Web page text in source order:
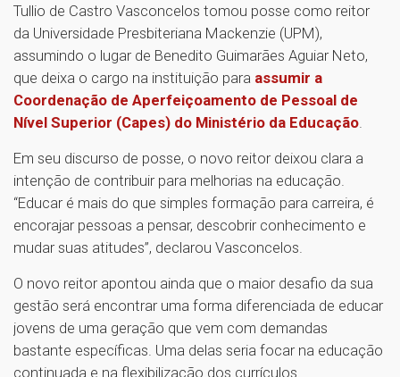
Tullio de Castro Vasconcelos tomou posse como reitor
da Universidade Presbiteriana Mackenzie (UPM),
assumindo o lugar de Benedito Guimarães Aguiar Neto,
que deixa o cargo na instituição para assumir a
Coordenação de Aperfeiçoamento de Pessoal de
Nível Superior (Capes) do Ministério da Educação
Em seu discurso de posse, o novo reitor deixou clara a
intenção de contribuir para melhorias na educação.
“Educar é mais do que simples formação para carreira, é
encorajar pessoas a pensar, descobrir conhecimento e
mudar suas atitudes”, declarou Vasconcelos.
O novo reitor apontou ainda que o maior desafio da sua
gestão será encontrar uma forma diferenciada de educar
jovens de uma geração que vem com demandas
bastante específicas. Uma delas seria focar na educação
continuada e na flexibilização dos currículos.